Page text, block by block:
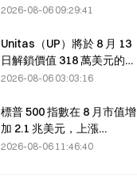
際守住 1,908 美元
2026-08-06 09:29:41
Unitas（UP）將於 8 月 13
日解鎖價值 318 萬美元的
938 萬枚代幣。
2026-08-06 03:03:16
標普 500 指數在 8 月市值增
加 2.1 兆美元，上漲
3.12%，而比特幣僅上漲
2026-08-06 11:46:40